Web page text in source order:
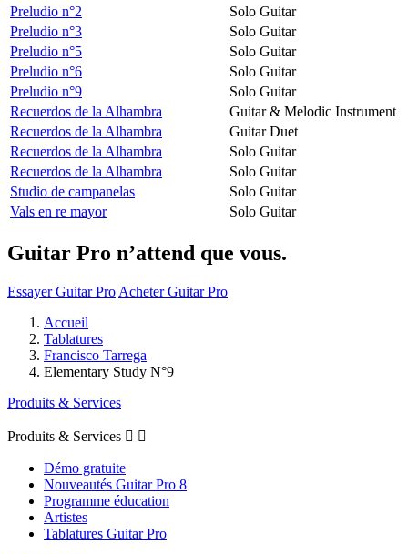
Preludio n°2
Solo Guitar
Preludio n°3
Solo Guitar
Preludio n°5
Solo Guitar
Preludio n°6
Solo Guitar
Preludio n°9
Solo Guitar
Recuerdos de la Alhambra
Guitar & Melodic Instrument
Recuerdos de la Alhambra
Guitar Duet
Recuerdos de la Alhambra
Solo Guitar
Recuerdos de la Alhambra
Solo Guitar
Studio de campanelas
Solo Guitar
Vals en re mayor
Solo Guitar
Guitar Pro n’attend que vous.
Essayer Guitar Pro Acheter Guitar Pro
Accueil
Tablatures
Francisco Tarrega
Elementary Study N°9
Produits & Services
Produits & Services  
Démo gratuite
Nouveautés Guitar Pro 8
Programme éducation
Artistes
Tablatures Guitar Pro